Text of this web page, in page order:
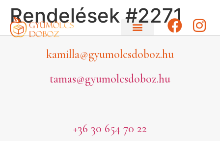
Rendelések #2271
kamilla@gyumolcsdoboz.hu
tamas@gyumolcsdoboz.hu
+36 30 654 70 22